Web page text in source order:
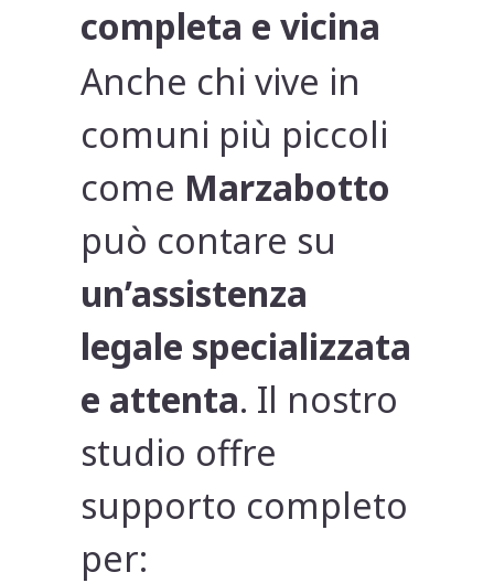
completa e vicina
Anche chi vive in
comuni più piccoli
come Marzabotto
può contare su
un’assistenza
legale specializzata
e attenta. Il nostro
studio offre
supporto completo
per: